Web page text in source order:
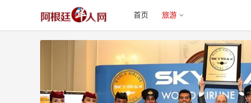
首页 旅游